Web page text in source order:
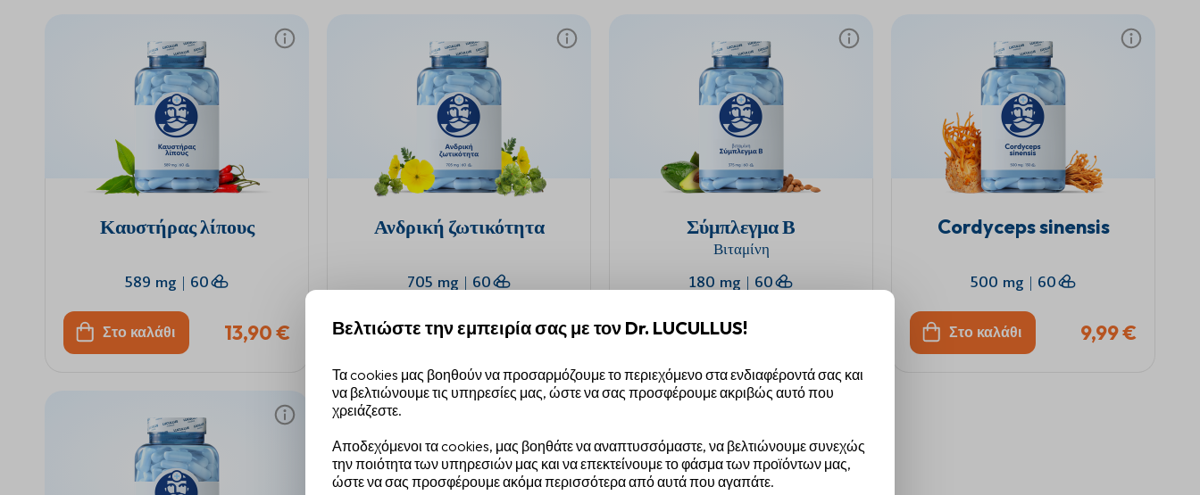
Καυστήρας λίπους
589 mg | 60
Στο καλάθι 13,90 €
Ανδρική ζωτικότητα
705 mg | 60
Στο καλάθι 10,90 €
Σύμπλεγμα Β
Βιταμίνη
180 mg | 60
Στο καλάθι
Cordyceps sinensis
500 mg | 60
Στο καλάθι 9,99 €
Προσφορά
Βελτιώστε την εμπειρία σας με τον Dr. LUCULLUS!
Τα cookies μας βοηθούν να προσαρμόζουμε το περιεχόμενο στα ενδιαφέροντά σας και
να βελτιώνουμε τις υπηρεσίες μας, ώστε να σας προσφέρουμε ακριβώς αυτό που
χρειάζεστε.
Αποδεχόμενοι τα cookies, μας βοηθάτε να αναπτυσσόμαστε, να βελτιώνουμε συνεχώς
την ποιότητα των υπηρεσιών μας και να επεκτείνουμε το φάσμα των προϊόντων μας,
ώστε να σας προσφέρουμε ακόμα περισσότερα από αυτά που αγαπάτε.